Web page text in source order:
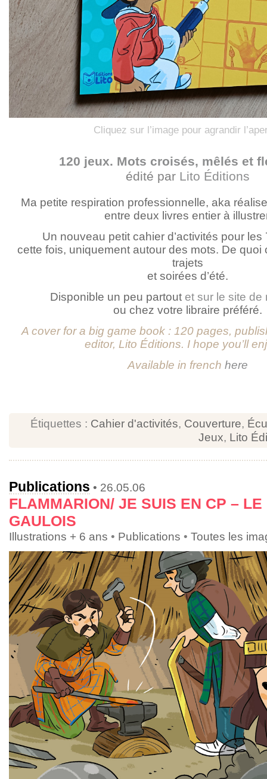
Cliquez sur l’image pour agrandir
120 jeux. Mots croisés, mêlés et
édité par Lito Éditions
Ma petite respiration professionnelle, aka
entre deux livres entier à
Un nouveau petit cahier d’activités pour les
cette fois, uniquement autour des mots. De quoi
trajets
et soirées d’été.
Disponible un peu partout et sur le site de
ou chez votre libraire préféré.
A cover for a big game book : 120 pages,
editor, Lito Éditions. I hope you’ll
Available in french here
Étiquettes : Cahier d'activités, Couverture,
Jeux, Lito
Publications • 26.05.06
FLAMMARION/ JE SUIS EN CP – LE
GAULOIS
Illustrations + 6 ans • Publications • Toutes les